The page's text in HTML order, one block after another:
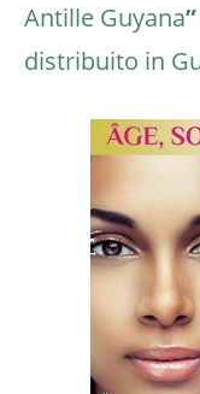
Antille Guyana”
distribuito in